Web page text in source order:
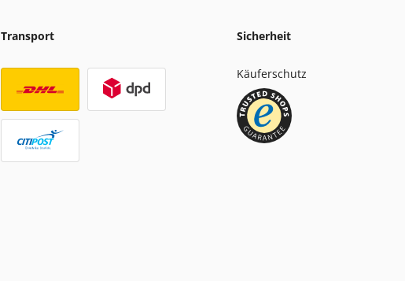
Transport Sicherheit
Käuferschutz